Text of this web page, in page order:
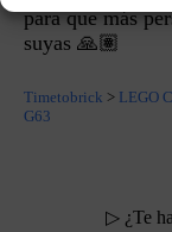
para que más
suyas 🙏🏽
Timetobrick > LEGO
G63
▷ ¿Te